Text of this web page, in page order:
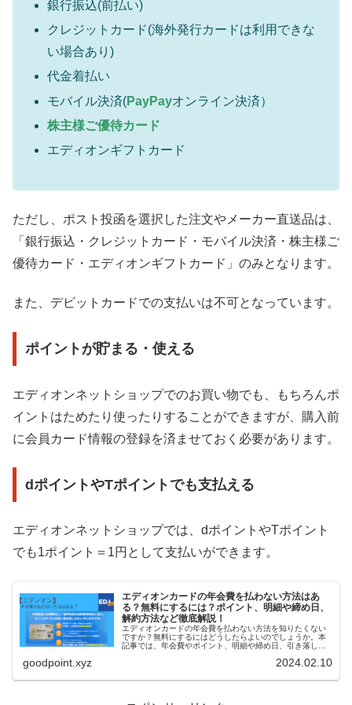
銀行振込(前払い)
クレジットカード(海外発行カードは利用できな
い場合あり)
代金着払い
モバイル決済(PayPayオンライン決済）
株主様ご優待カード
エディオンギフトカード
ただし、ポスト投函を選択した注文やメーカー直送品は、
「銀行振込・クレジットカード・モバイル決済・株主様ご
優待カード・エディオンギフトカード」のみとなります。
また、デビットカードでの支払いは不可となっています。
ポイントが貯まる・使える
エディオンネットショップでのお買い物でも、もちろんポ
イントはためたり使ったりすることができますが、購入前
に会員カード情報の登録を済ませておく必要があります。
dポイントやTポイントでも支払える
エディオンネットショップでは、dポイントやTポイント
でも1ポイント＝1円として支払いができます。
エディオンカードの年会費を払わない方法はあ
る？無料にするには？ポイント、明細や締め日、
解約方法など徹底解説！
エディオンカードの年会費を払わない方法を知りたくない
ですか？無料にするにはどうしたらよいのでしょうか。本
記事では、年会費やポイント、明細や締め日、引き落し
や解約、あんしん保証カード、IDカードなどご紹介してい
goodpoint.xyz 2024.02.10